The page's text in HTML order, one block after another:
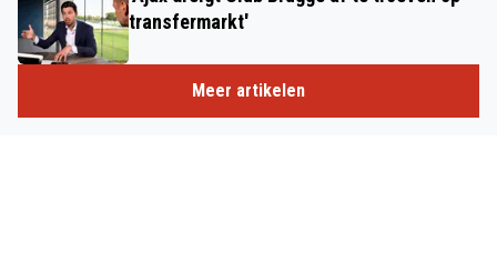
transfermarkt'
Meer artikelen